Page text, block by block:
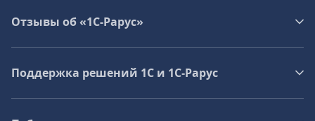
Отзывы об «1С-Рарус»
Поддержка решений 1С и 1С‑Рарус